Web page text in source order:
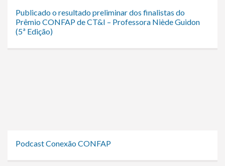
Publicado o resultado preliminar dos finalistas do
Prêmio CONFAP de CT&I – Professora Niède Guidon
(5ª Edição)
Podcast Conexão CONFAP